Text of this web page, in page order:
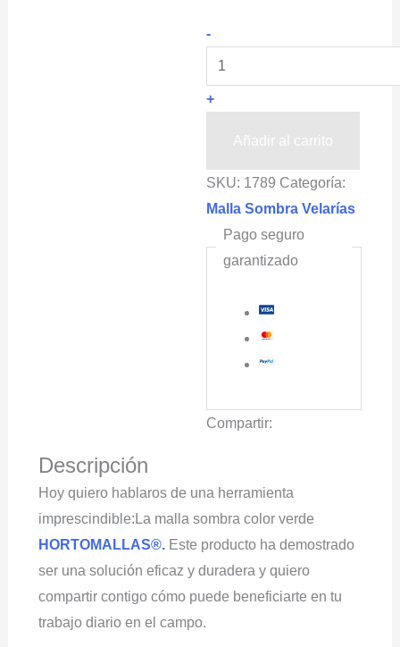
-OBAMALLA®
Piezas
Confeccionadas
Malla
Sombra
Bastilla
y
Ojillos
color
Porcentaje
Cobertura
90%
+
Añadir al carrito
SKU: 1789 Categoría:
Malla Sombra Velarías
Pago seguro
garantizado
Compartir:
Descripción
Hoy quiero hablaros de una herramienta
imprescindible:La malla sombra color verde
HORTOMALLAS®.Este producto ha demostrado
ser una solución eficaz y duradera y quiero
compartir contigo cómo puede beneficiarte en tu
trabajo diario en el campo.